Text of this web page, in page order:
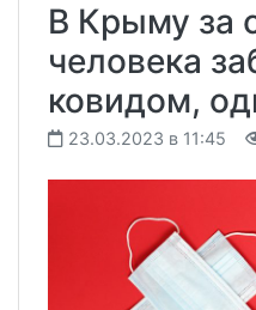
В Крыму за
человека
ковидом,
23.03.2023 в 11:45